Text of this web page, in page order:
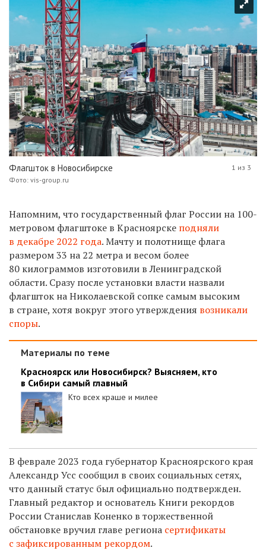
Флагшток в Новосибирске
Фото: vis-group.ru
1 из 3
Напомним, что государственный флаг России на 100-
метровом флагштоке в Красноярске подняли
в декабре 2022 года. Мачту и полотнище флага
размером 33 на 22 метра и весом более
80 килограммов изготовили в Ленинградской
области. Сразу после установки власти назвали
флагшток на Николаевской сопке самым высоким
в стране, хотя вокруг этого утверждения возникали
споры.
Материалы по теме
Красноярск или Новосибирск? Выясняем, кто
в Сибири самый главный
Кто всех краше и милее
В феврале 2023 года губернатор Красноярского края
Александр Усс сообщил в своих социальных сетях,
что данный статус был официально подтвержден.
Главный редактор и основатель Книги рекордов
России Станислав Коненко в торжественной
обстановке вручил главе региона сертификаты
с зафиксированным рекордом.